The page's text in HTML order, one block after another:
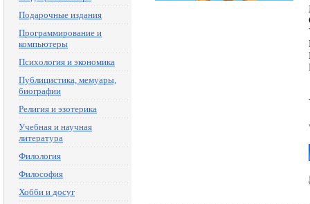
Подарочные издания
Программирование и
компьютеры
Психология и экономика
Публицистика, мемуары,
биографии
Религия и эзотерика
Учебная и научная
литература
Филология
Философия
Хобби и досуг